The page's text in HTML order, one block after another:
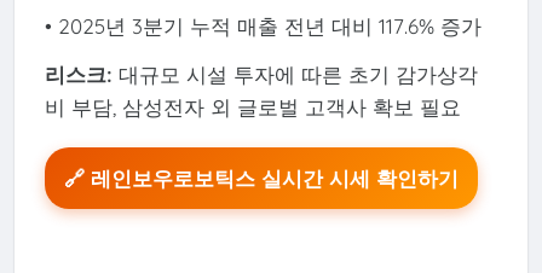
• 2025년 3분기 누적 매출 전년 대비 117.6% 증가
리스크: 대규모 시설 투자에 따른 초기 감가상각
비 부담, 삼성전자 외 글로벌 고객사 확보 필요
🔗 레인보우로보틱스 실시간 시세 확인하기